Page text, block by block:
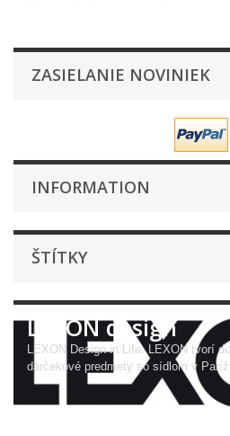
ZASIELANIE NOVINIEK
INFORMATION
ŠTÍTKY
LEXON design
LEXON Design in Life. LEXON tvorí
darčekové predmety so sídlom v Paríži